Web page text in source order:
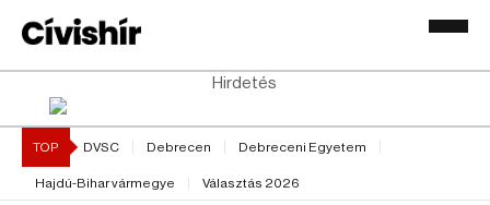
Hirdetés
TOP DVSC Debrecen Debreceni Egyetem
Hajdú-Bihar vármegye Választás 2026